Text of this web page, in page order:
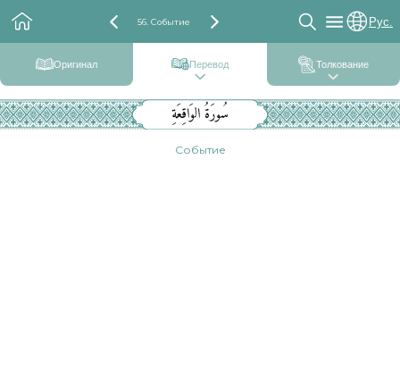
56. Событие Рус.
Оригинал Перевод Толкование
سُورَةُ الوَاقِعَةِ
Событие